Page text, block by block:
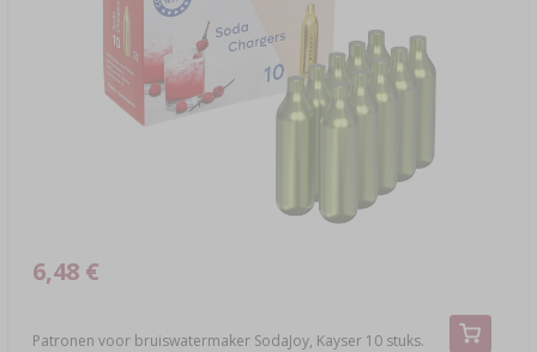
Patronen voor bruiswatermaker SodaJoy, Kayser 10 stuks.
6,48 €